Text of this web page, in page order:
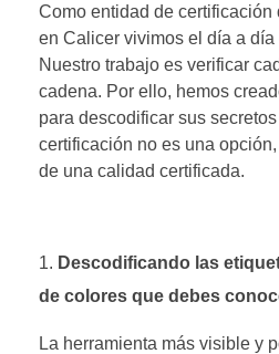
Como entidad de certificación
en Calicer vivimos el día a día
Nuestro trabajo es verificar
cadena. Por ello, hemos
para descodificar sus
certificación no es una
de una calidad certificada.
Descodificando las
de colores que debes
La herramienta más visible y